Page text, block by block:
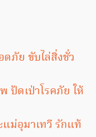
ภัย ขับไล่สิ่งชั่ว
ปัดเป่าโรคภัย ให้
ม่อุมาเทวี รักแท้